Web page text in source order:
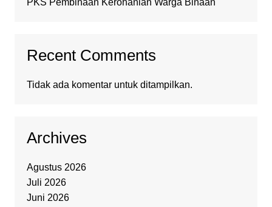
PKS Pembinaan Kerohanian Warga Binaan
Recent Comments
Tidak ada komentar untuk ditampilkan.
Archives
Agustus 2026
Juli 2026
Juni 2026